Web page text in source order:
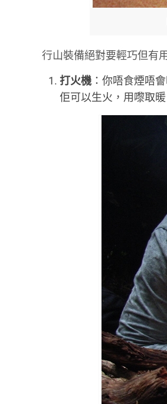
行山裝備絕對要輕巧但有
打火機 ：你唔食煙唔
佢可以生火，用嚟取